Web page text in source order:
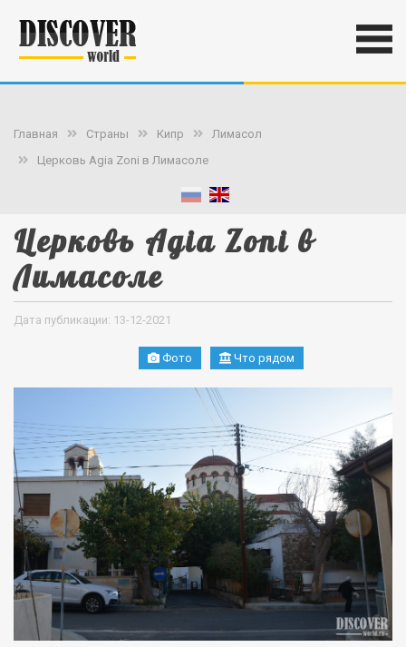
Главная Страны Кипр
Лимасол
Церковь Agia Zoni в Лимасоле
Церковь Agia Zoni в
Лимасоле
Дата публикации: 13-12-2021
Фото Что рядом